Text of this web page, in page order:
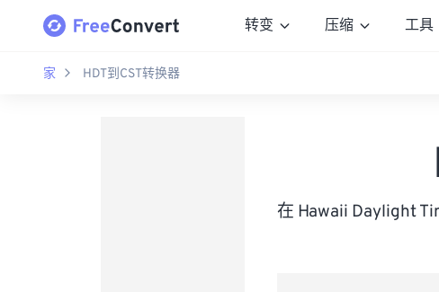
转变 压缩 工具
家 HDT到CST转换器
在 Hawaii Daylight